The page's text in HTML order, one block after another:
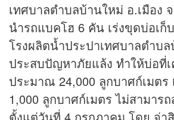
เทศบาลตำบลบ้านใหม่ อ.เมือง
นำรถแบคโฮ 6 คัน เร่งขุดบ่อเ
โรงผลิตน้ำประปาเทศบาลตำบ
ประสบปัญหาภัยแล้ง ทำให้บ่อที่เ
ประมาณ 24,000 ลูกบาศก์เมตร
1,000 ลูกบาศก์เมตร ไม่สามาร